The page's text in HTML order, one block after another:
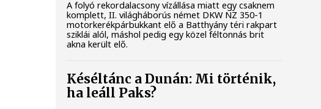
A folyó rekordalacsony vízállása miatt egy csaknem
komplett, II. világháborús német DKW NZ 350-1
motorkerékpárbukkant elő a Batthyány téri rakpart
sziklái alól, máshol pedig egy közel féltonnás brit
akna került elő.
Késéltánc a Dunán: Mi történik,
ha leáll Paks?